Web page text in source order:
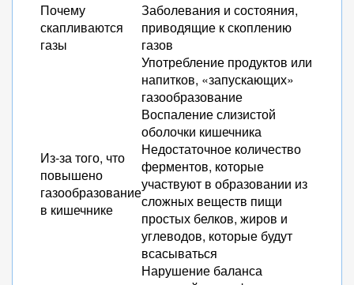
Почему
скапливаются
газы
Заболевания и состояния,
приводящие к скоплению
газов
Из-за того, что
повышено
газообразование
в кишечнике
Употребление продуктов или
напитков, «запускающих»
газообразование
Воспаление слизистой
оболочки кишечника
Недостаточное количество
ферментов, которые
участвуют в образовании из
сложных веществ пищи
простых белков, жиров и
углеводов, которые будут
всасываться
Нарушение баланса